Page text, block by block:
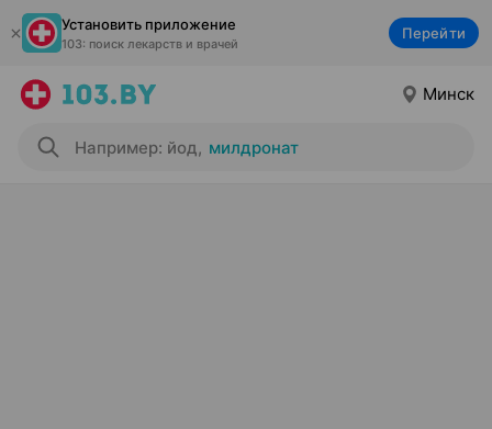
Установить приложение
103: поиск лекарств и врачей
Перейти
Минск
Например: йод, милдронат